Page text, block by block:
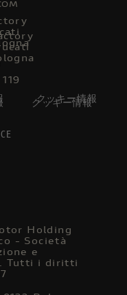
クッキー情報
クッキー情報
Holding
- Società
e
Tutti i diritti